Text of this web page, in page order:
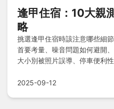
逢甲住宿：10大親
略
挑選逢甲住宿時該注意哪些細
首要考量、噪音問題如何避開
大小別被照片誤導、停車便利
族群，提供老驢友實用Tips與
2025-09-12